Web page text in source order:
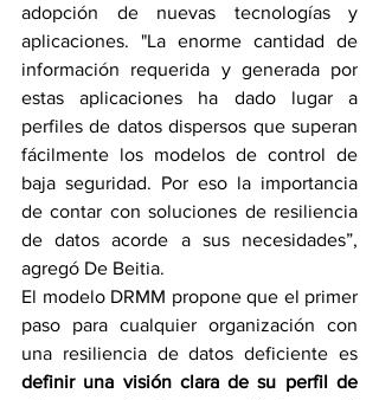
adopción de nuevas tecnologías y
aplicaciones. "La enorme cantidad de
información requerida y generada por
estas aplicaciones ha dado lugar a
perfiles de datos dispersos que superan
fácilmente los modelos de control de
baja seguridad. Por eso la importancia
de contar con soluciones de resiliencia
de datos acorde a sus necesidades”,
agregó De Beitia.
El modelo DRMM propone que el primer
paso para cualquier organización con
definir una visión clara de su perfil de